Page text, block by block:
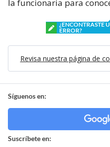
la funcionaria para
¿ENCONTRASTE
ERROR?
Revisa nuestra página de
Síguenos en:
Suscríbete en: